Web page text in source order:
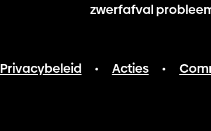
zwerfafval
Privacybeleid • Acties •